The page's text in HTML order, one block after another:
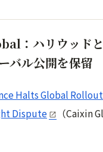
：ハリウッド
バル公開を保留
Halts Global
Dispute
（Caixin